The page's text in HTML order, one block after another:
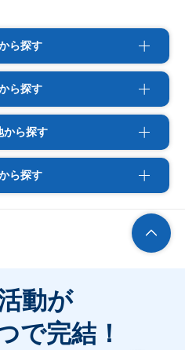
ら探す
ら探す
から探す
ら探す
動が
で完結！